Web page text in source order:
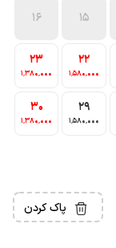
15
16
22
1٬580٬000
23
1٬380٬000
29
1٬580٬000
30
1٬380٬000
پاک کردن